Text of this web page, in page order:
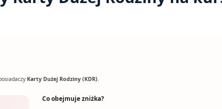
Karty Dużej Rodziny (KDR)
Co obejmuje zniżka?